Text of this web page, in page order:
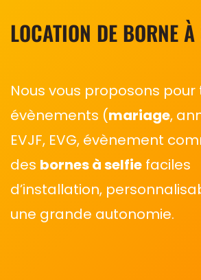
LOCATION DE BORNE À
Nous vous proposons pour
évènements (mariage,
EVJF, EVG, évènement
des bornes à selfie faciles
d’installation,
une grande autonomie.